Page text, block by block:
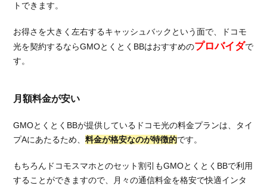
トできます。
お得さを大きく左右するキャッシュバックという面で、ドコモ
光を契約するならGMOとくとくBBはおすすめのプロバイダで
す。
月額料金が安い
GMOとくとくBBが提供しているドコモ光の料金プランは、タイ
プAにあたるため、料金が格安なのが特徴的です。
もちろんドコモスマホとのセット割引もGMOとくとくBBで利用
することができますので、月々の通信料金を格安で快適インタ